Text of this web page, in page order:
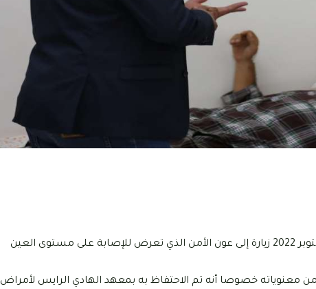
علمت "فووت24" أن رئيس النادي الإفريقي يوسف العلمي قد أدّى اليوم الأحد 16 أكتوبر 2022 زيارة إلى عون الأمن الذي تعرض للإصابة على مستوى العين
معنوياته خصوصا أنه تم الاحتفاظ به بمعهد الهادي الرايس لأمراض